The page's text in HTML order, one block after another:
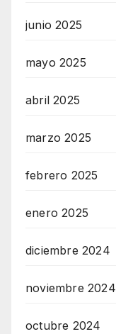
junio 2025
mayo 2025
abril 2025
marzo 2025
febrero 2025
enero 2025
diciembre 2024
noviembre 2024
octubre 2024